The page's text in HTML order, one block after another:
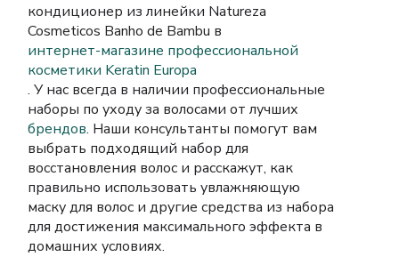
кондиционер из линейки Natureza
Cosmeticos Banho de Bambu в
интернет-магазине профессиональной
косметики Keratin Europa
. У нас всегда в наличии профессиональные
наборы по уходу за волосами от лучших
брендов. Наши консультанты помогут вам
выбрать подходящий набор для
восстановления волос и расскажут, как
правильно использовать увлажняющую
маску для волос и другие средства из набора
для достижения максимального эффекта в
домашних условиях.